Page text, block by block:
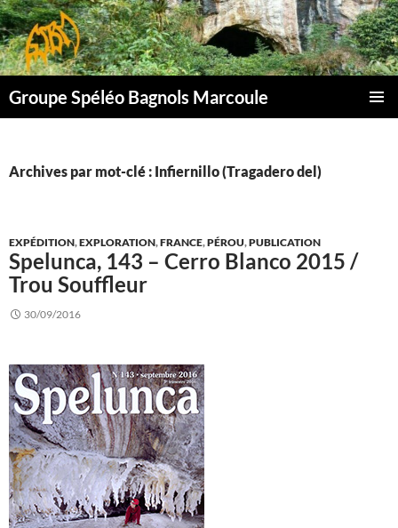
Aller
au
contenu
Groupe Spéléo Bagnols Marcoule
Archives par mot-clé : Infiernillo (Tragadero del)
EXPÉDITION,EXPLORATION,FRANCE,PÉROU,PUBLICATION
Spelunca, 143 – Cerro Blanco 2015 /
Trou Souffleur
30/09/2016